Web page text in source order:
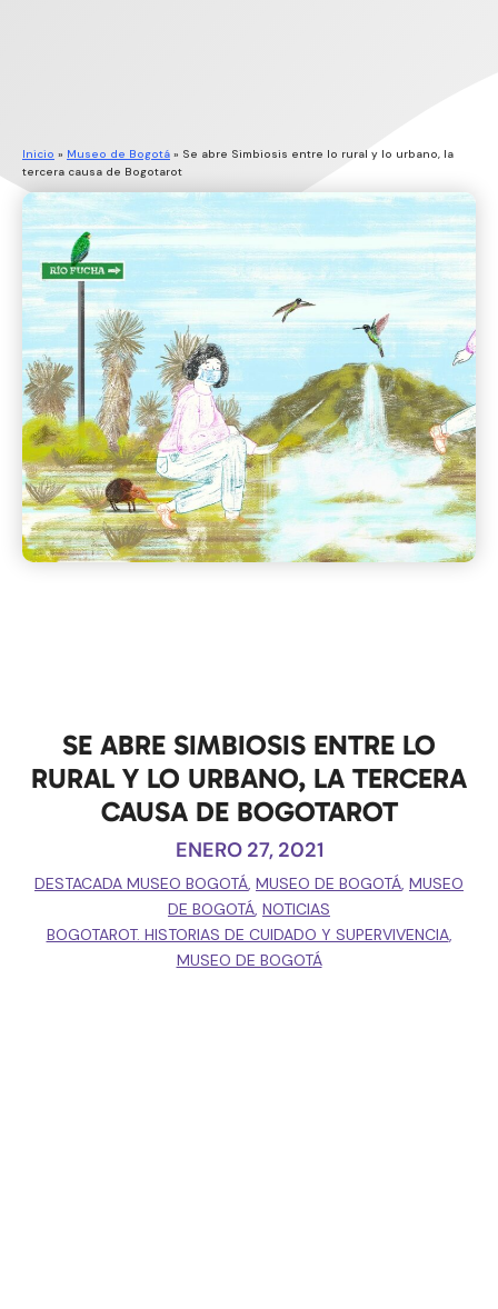
Inicio » Museo de Bogotá » Se abre Simbiosis entre lo rural y lo urbano, la
tercera causa de Bogotarot
SE ABRE SIMBIOSIS ENTRE LO
RURAL Y LO URBANO, LA TERCERA
CAUSA DE BOGOTAROT
ENERO 27, 2021
DESTACADA MUSEO BOGOTÁ, MUSEO DE BOGOTÁ, MUSEO
DE BOGOTÁ, NOTICIAS
BOGOTAROT. HISTORIAS DE CUIDADO Y SUPERVIVENCIA,
MUSEO DE BOGOTÁ